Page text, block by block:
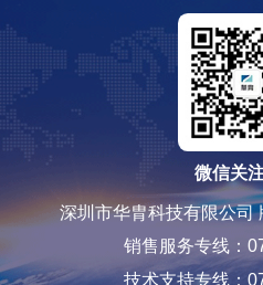
微信关
深圳市华胄科技有限公司
销售服务专线：
技术支持专线：